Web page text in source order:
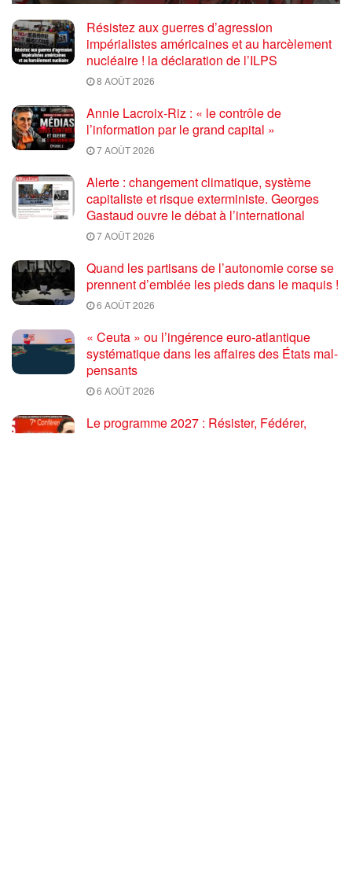
Résistez aux guerres d’agression
impérialistes américaines et au harcèlement
nucléaire ! la déclaration de l’ILPS
8 AOÛT 2026
Annie Lacroix-Riz : « le contrôle de
l’information par le grand capital »
7 AOÛT 2026
Alerte : changement climatique, système
capitaliste et risque exterministe. Georges
Gastaud ouvre le débat à l’international
7 AOÛT 2026
Quand les partisans de l’autonomie corse se
prennent d’emblée les pieds dans le maquis !
6 AOÛT 2026
« Ceuta » ou l’ingérence euro-atlantique
systématique dans les affaires des États mal-
pensants
6 AOÛT 2026
Le programme 2027 : Résister, Fédérer,